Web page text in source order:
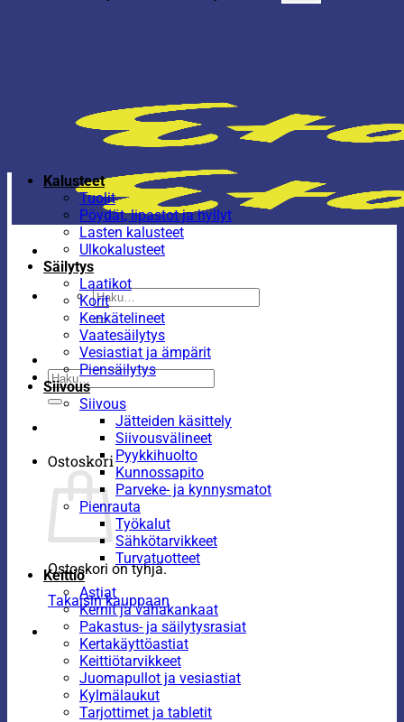
Etsi:
Etsi:
Ostoskori
Ostoskori on tyhjä.
Takaisin kauppaan
Kalusteet
Tuolit
Pöydät, lipastot ja hyllyt
Lasten kalusteet
Ulkokalusteet
Säilytys
Laatikot
Korit
Kenkätelineet
Vaatesäilytys
Vesiastiat ja ämpärit
Piensäilytys
Siivous
Siivous
Jätteiden käsittely
Siivousvälineet
Pyykkihuolto
Kunnossapito
Parveke- ja kynnysmatot
Pienrauta
Työkalut
Sähkötarvikkeet
Turvatuotteet
Keittiö
Astiat
Kernit ja vahakankaat
Pakastus- ja säilytysrasiat
Kertakäyttöastiat
Keittiötarvikkeet
Juomapullot ja vesiastiat
Kylmälaukut
Tarjottimet ja tabletit